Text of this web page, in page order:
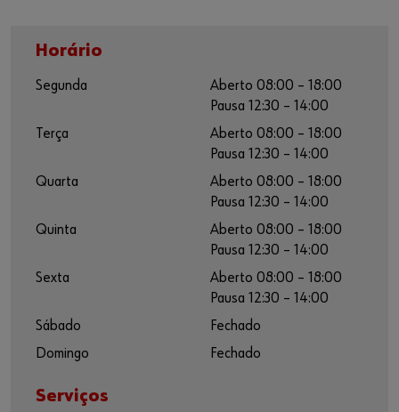
Horário
Segunda
Aberto 08:00 – 18:00
Pausa 12:30 – 14:00
Terça
Aberto 08:00 – 18:00
Pausa 12:30 – 14:00
Quarta
Aberto 08:00 – 18:00
Pausa 12:30 – 14:00
Quinta
Aberto 08:00 – 18:00
Pausa 12:30 – 14:00
Sexta
Aberto 08:00 – 18:00
Pausa 12:30 – 14:00
Sábado
Fechado
Domingo
Fechado
Serviços